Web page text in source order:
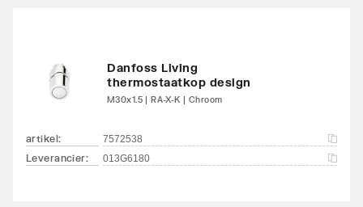
Danfoss Living
thermostaatkop design
M30x1.5 | RA-X-K | Chroom
artikel: 7572538
Leverancier: 013G6180